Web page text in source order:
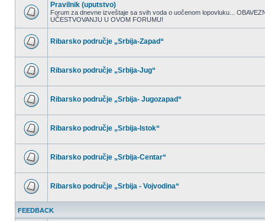
Nema
nepročitanih
Pravilnik (uputstvo)
Forum za dnevne izveštaje sa svih voda o uočenom lopovluku...
UČESTVOVANJU U OVOM FORUMU!
nepročitanih
Ribarsko područje „Srbija-Zapad“
nepročitanih
Ribarsko područje „Srbija-Jug“
nepročitanih
Ribarsko područje „Srbija- Jugozapad“
nepročitanih
Ribarsko područje „Srbija-Istok“
nepročitanih
Ribarsko područje „Srbija-Centar“
nepročitanih
postova
Ribarsko područje „Srbija - Vojvodina“
FEEDBACK